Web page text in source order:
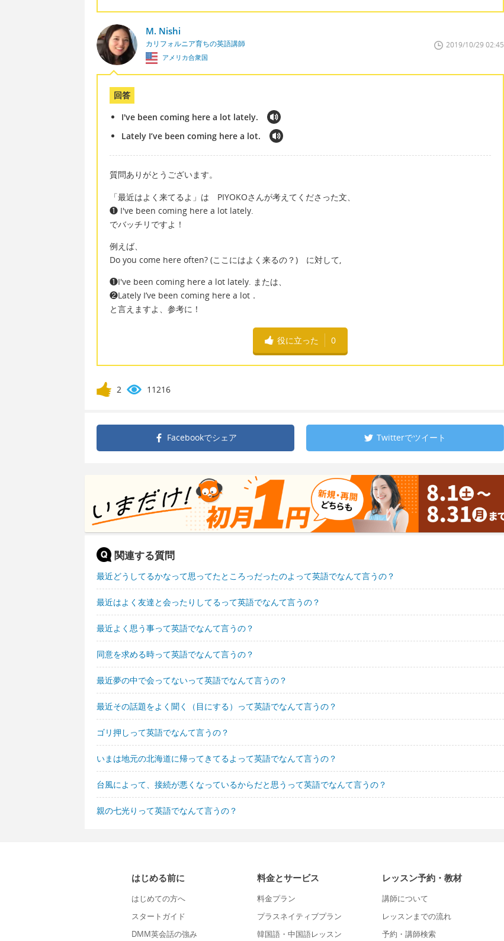
M. Nishi
カリフォルニア育ちの英語講師
アメリカ合衆国
2019/10/29 02:45
回答
I've been coming here a lot lately.
Lately I’ve been coming here a lot.
質問ありがとうございます。
「最近はよく来てるよ」は PIYOKOさんが考えてくださった文、
❶ I've been coming here a lot lately.
でバッチリですよ！
例えば、
Do you come here often? (ここにはよく来るの？) に対して,
❶I've been coming here a lot lately. または、
❷Lately I’ve been coming here a lot．
と言えますよ、参考に！
役に立った 0
2 11216
Facebookでシェア Twitterでツイート
関連する質問
最近どうしてるかなって思ってたところっだったのよって英語でなんて言うの？
最近はよく友達と会ったりしてるって英語でなんて言うの？
最近よく思う事って英語でなんて言うの？
同意を求める時って英語でなんて言うの？
最近夢の中で会ってないって英語でなんて言うの？
最近その話題をよく聞く（目にする）って英語でなんて言うの？
ゴリ押しって英語でなんて言うの？
いまは地元の北海道に帰ってきてるよって英語でなんて言うの？
台風によって、接続が悪くなっているからだと思うって英語でなんて言うの？
親の七光りって英語でなんて言うの？
はじめる前に
はじめての方へ
スタートガイド
DMM英会話の強み
料金とサービス
料金プラン
プラスネイティブプラン
韓国語・中国語レッスン
レッスン予約・教材
講師について
レッスンまでの流れ
予約・講師検索